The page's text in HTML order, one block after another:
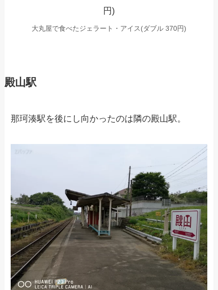
大丸屋で食べたジェラート・アイス(ダブル 370円)
殿山駅
那珂湊駅を後にし向かったのは隣の殿山駅。